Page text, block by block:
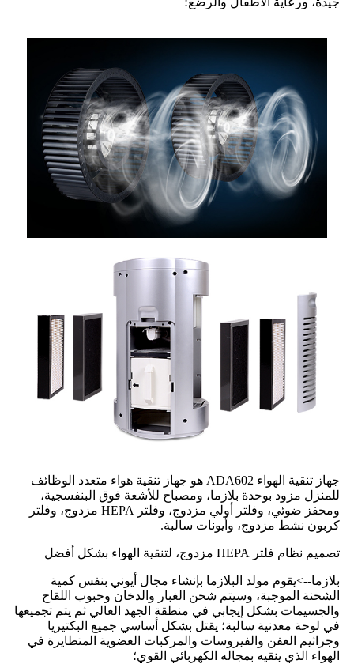
جهاز تنقية الهواء ADA602 هو جهاز تنقية هواء متعدد الوظائف
للمنزل مزود بوحدة بلازما، ومصباح للأشعة فوق البنفسجية،
ومحفز ضوئي، وفلتر أولي مزدوج، وفلتر HEPA مزدوج، وفلتر
كربون نشط مزدوج، وأيونات سالبة.
تصميم نظام فلتر HEPA مزدوج، لتنقية الهواء بشكل أفضل
بلازما-->يقوم مولد البلازما بإنشاء مجال أيوني بنفس كمية
الشحنة الموجبة، وسيتم شحن الغبار والدخان وحبوب اللقاح
والجسيمات بشكل إيجابي في منطقة الجهد العالي ثم يتم تجميعها
في لوحة معدنية سالبة؛ يقتل بشكل أساسي جميع البكتيريا
وجراثيم العفن والفيروسات والمركبات العضوية المتطايرة في
الهواء الذي ينقيه بمجاله الكهربائي القوي؛